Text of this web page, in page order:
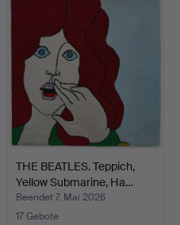
THE BEATLES. Teppich,
Yellow Submarine, Ha…
Beendet 7. Mai 2026
17 Gebote